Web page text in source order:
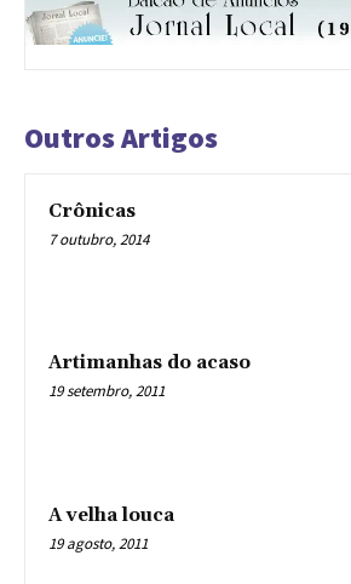
Outros Artigos
Crônicas
7 outubro, 2014
Artimanhas do acaso
19 setembro, 2011
A velha louca
19 agosto, 2011